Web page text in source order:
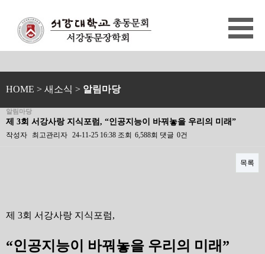
HOME > 새소식 > 알림마당
알림마당
제 3회 서강사랑 지식포럼, “인공지능이 바꿔놓을 우리의 미래”
작성자 최고관리자 24-11-25 16:38 조회 6,588회 댓글 0건
목록
제 3회 서강사랑 지식포럼,
“인공지능이 바꿔놓을 우리의 미래”